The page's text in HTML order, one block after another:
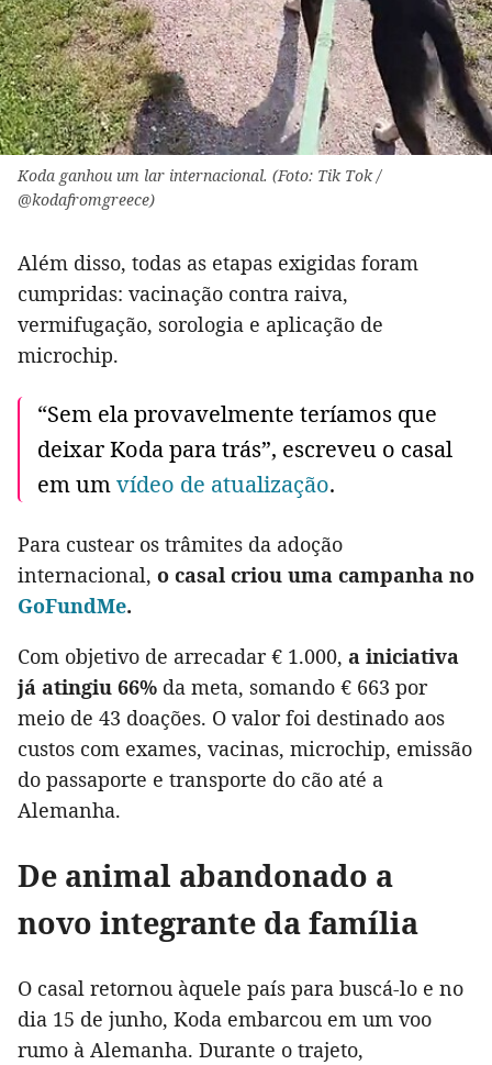
Koda ganhou um lar internacional. (Foto: Tik Tok /
@kodafromgreece)
Além disso, todas as etapas exigidas foram
cumpridas: vacinação contra raiva,
vermifugação, sorologia e aplicação de
microchip.
“Sem ela provavelmente teríamos que
deixar Koda para trás”, escreveu o casal
em umvídeo de atualização.
Para custear os trâmites da adoção
internacional, o casal criou uma campanha no
GoFundMe.
Com objetivo de arrecadar € 1.000, a iniciativa
já atingiu 66% da meta, somando € 663 por
meio de 43 doações. O valor foi destinado aos
custos com exames, vacinas, microchip, emissão
do passaporte e transporte do cão até a
Alemanha.
De animal abandonado a
novo integrante da família
O casal retornou àquele país para buscá-lo e no
dia 15 de junho, Koda embarcou em um voo
rumo à Alemanha. Durante o trajeto,